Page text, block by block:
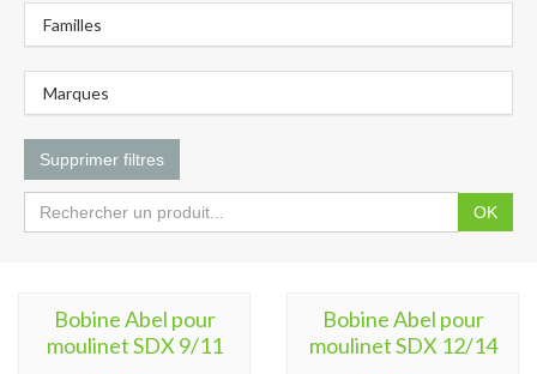
Familles
Marques
Supprimer filtres
OK
Bobine Abel pour
moulinet SDX 9/11
Bobine Abel pour
moulinet SDX 12/14